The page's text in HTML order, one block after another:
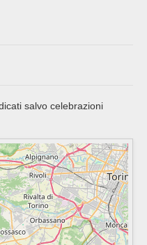
salvo celebrazioni